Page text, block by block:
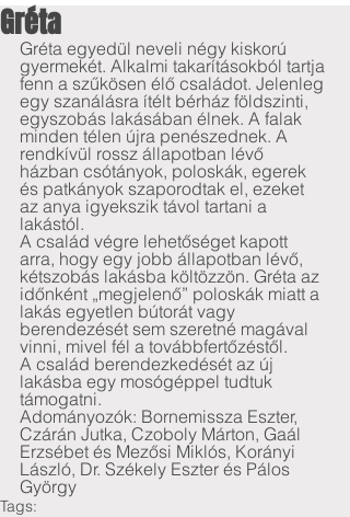
Gréta
Gréta egyedül neveli négy kiskorú
gyermekét. Alkalmi takarításokból tartja
fenn a szűkösen élő családot. Jelenleg
egy szanálásra ítélt bérház földszinti,
egyszobás lakásában élnek. A falak
minden télen újra penészednek. A
rendkívül rossz állapotban lévő
házban csótányok, poloskák, egerek
és patkányok szaporodtak el, ezeket
az anya igyekszik távol tartani a
lakástól.
A család végre lehetőséget kapott
arra, hogy egy jobb állapotban lévő,
kétszobás lakásba költözzön. Gréta az
időnként „megjelenő” poloskák miatt a
lakás egyetlen bútorát vagy
berendezését sem szeretné magával
vinni, mivel fél a továbbfertőzéstől.
A család berendezkedését az új
lakásba egy mosógéppel tudtuk
támogatni.
Adományozók: Bornemissza Eszter,
Czárán Jutka, Czoboly Márton, Gaál
Erzsébet és Mezősi Miklós, Korányi
László, Dr. Székely Eszter és Pálos
György
Tags: